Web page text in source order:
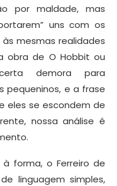
por maldade, mas
uns com os
mesmas realidades
obra de O Hobbit ou
demora para
pequeninos, e a frase
eles se escondem de
nossa análise é
forma, o Ferreiro de
linguagem simples,